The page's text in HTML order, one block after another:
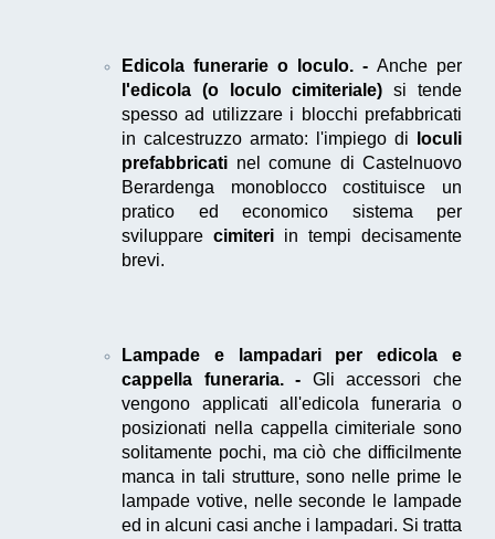
Edicola funerarie o loculo. - Anche per
l'edicola (o loculo cimiteriale) si tende
spesso ad utilizzare i blocchi prefabbricati
in calcestruzzo armato: l'impiego di
loculi
prefabbricati nel comune di Castelnuovo
Berardenga monoblocco costituisce un
pratico ed economico sistema per
sviluppare cimiteri in tempi decisamente
brevi.
Lampade e lampadari per edicola e
cappella funeraria. - Gli accessori che
vengono applicati all'edicola funeraria o
posizionati nella cappella cimiteriale sono
solitamente pochi, ma ciò che difficilmente
manca in tali strutture, sono nelle prime le
lampade votive, nelle seconde le lampade
ed in alcuni casi anche i lampadari. Si tratta